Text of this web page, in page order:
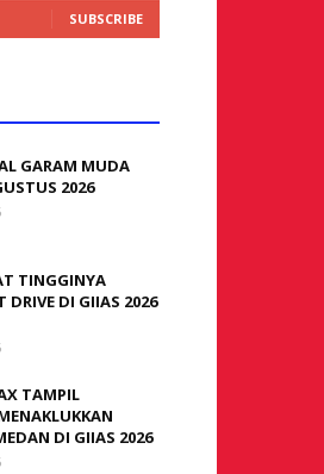
SUBSCRIBE
GARAM MUDA
2026
TINGGINYA
DRIVE DI GIIAS 2026
TAMPIL
DI GIIAS 2026